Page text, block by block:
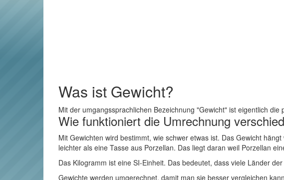
Was ist Gewicht?
Mit der umgangssprachlichen Bezeichnung "Gewicht" ist eigentlich
Wie funktioniert die Umrechnung
Mit Gewichten wird bestimmt, wie schwer etwas ist. Das Gewicht
leichter als eine Tasse aus Porzellan. Das liegt daran weil Porzellan
Das Kilogramm ist eine SI-Einheit. Das bedeutet, dass viele Länder
Gewichte werden umgerechnet, damit man sie besser vergleichen